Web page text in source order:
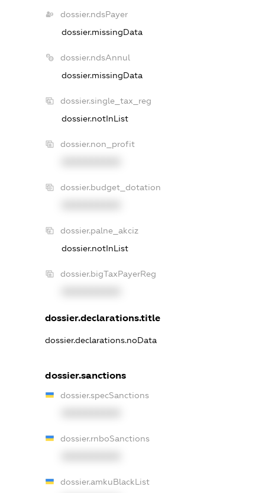
dossier.ndsPayer
dossier.missingData
dossier.ndsAnnul
dossier.missingData
dossier.single_tax_reg
dossier.notInList
dossier.non_profit
dossier.budget_dotation
dossier.palne_akciz
dossier.notInList
dossier.bigTaxPayerReg
dossier.declarations.title
dossier.declarations.noData
dossier.sanctions
dossier.specSanctions
dossier.rnboSanctions
dossier.amkuBlackList